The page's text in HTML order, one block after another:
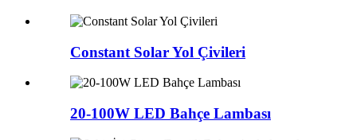
Constant Solar Yol Çivileri
20-100W LED Bahçe Lambası